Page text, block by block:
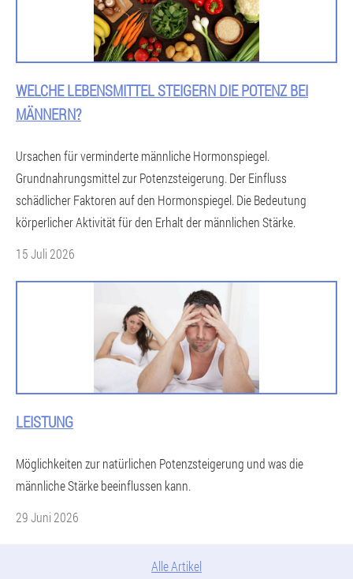
WELCHE LEBENSMITTEL STEIGERN DIE POTENZ BEI
MÄNNERN?
Ursachen für verminderte männliche Hormonspiegel.
Grundnahrungsmittel zur Potenzsteigerung. Der Einfluss
schädlicher Faktoren auf den Hormonspiegel. Die Bedeutung
körperlicher Aktivität für den Erhalt der männlichen Stärke.
15 Juli 2026
LEISTUNG
Möglichkeiten zur natürlichen Potenzsteigerung und was die
männliche Stärke beeinflussen kann.
29 Juni 2026
Alle Artikel